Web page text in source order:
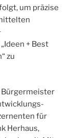
um präzise
+ Best
zu
Bürgermeister
für
Herhaus,